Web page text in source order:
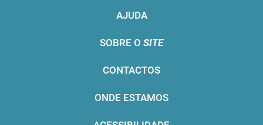
AJUDA
SOBRE O SITE
CONTACTOS
ONDE ESTAMOS